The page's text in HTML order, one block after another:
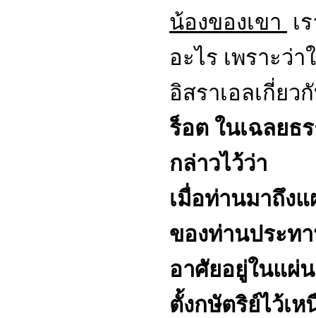
น้องของเขา เ
อะไร เพราะว่
อิสราเอลเกี่ย
ร็อต ในเฉลย
กล่าวไว้ว่า
เมื่อท่านมาถึง
ของท่านประท
อาศัยอยู่ในแผ่
ตั้งกษัตริย์ไว้เ